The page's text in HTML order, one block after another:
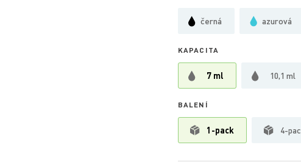
černá azurová
KAPACITA
7 ml 10,1 ml
BALENÍ
1-pack 4-